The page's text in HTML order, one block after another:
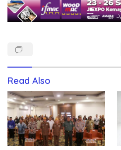
Read Also